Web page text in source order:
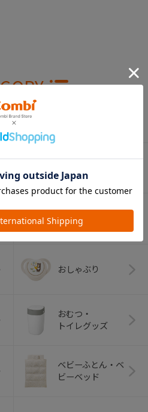
テゴリー
抱っこひも
（子守帯）
おしゃぶり
おむつ・
トイレグッズ
ベビーふとん・ベ
ビーベッド